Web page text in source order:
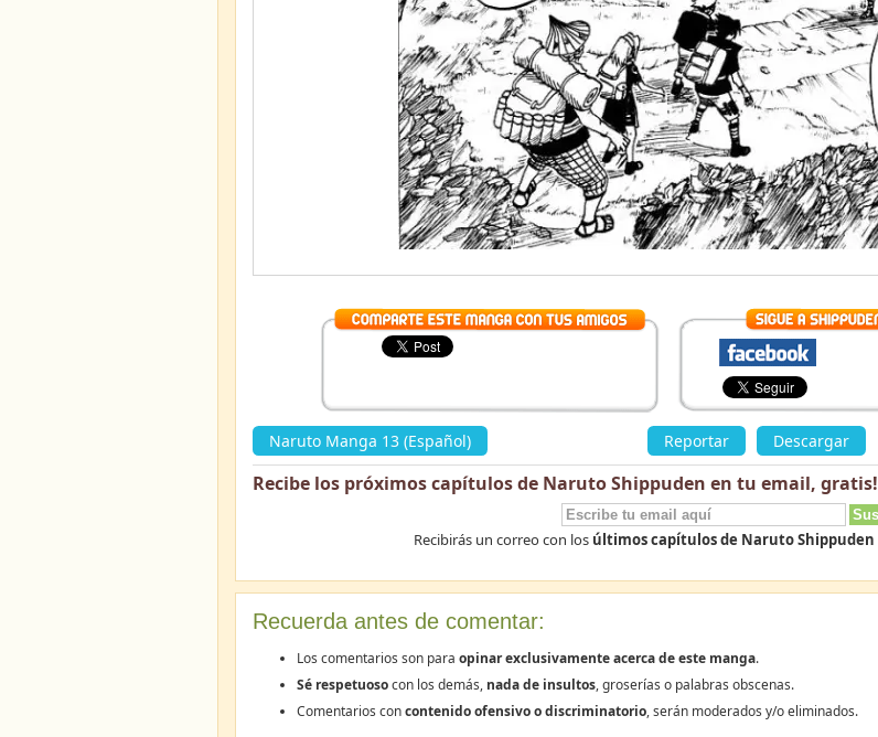
Naruto Manga 13 (Español) Reportar Descargar
Recibe los próximos capítulos de Naruto Shippuden en tu email, gratis!
Recibirás un correo con los últimos capítulos de Naruto Shippuden
Recuerda antes de comentar:
Los comentarios son para opinar exclusivamente acerca de este manga.
Sé respetuosocon los demás, nada de insultos, groserías o palabras obscenas.
Comentarios concontenido ofensivo o discriminatorio, serán moderados y/o eliminados.